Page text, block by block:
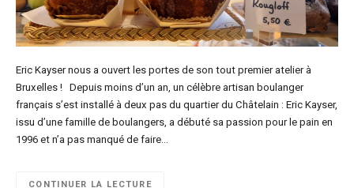
Eric Kayser nous a ouvert les portes de son tout premier atelier à
Bruxelles ! Depuis moins d’un an, un célèbre artisan boulanger
français s’est installé à deux pas du quartier du Châtelain : Eric Kayser,
issu d’une famille de boulangers, a débuté sa passion pour le pain en
1996 et n’a pas manqué de faire…
CONTINUER LA LECTURE